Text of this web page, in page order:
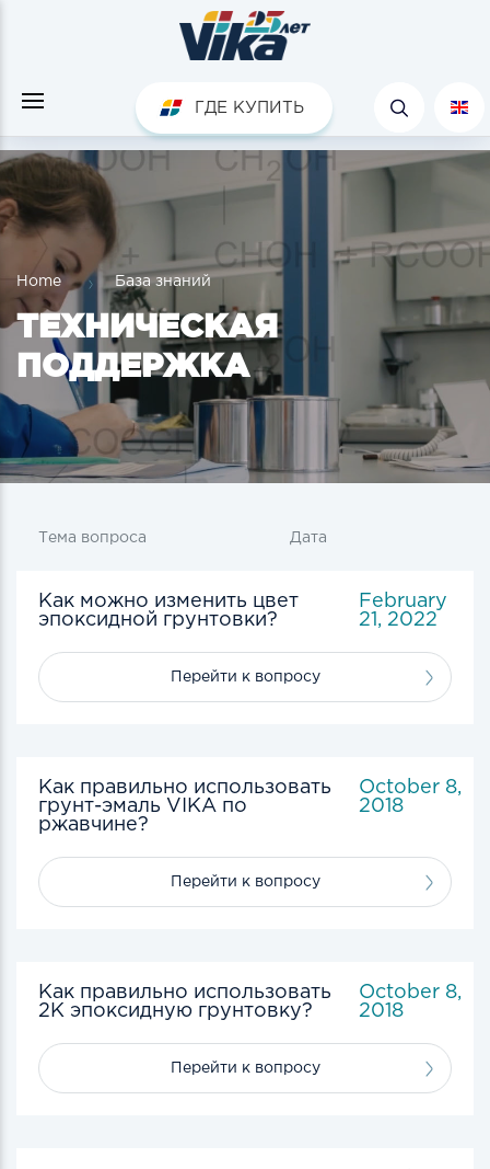
ГДЕ КУПИТЬ
Home База знаний
ТЕХНИЧЕСКАЯ
ПОДДЕРЖКА
Тема вопроса Дата
Как можно изменить цвет
эпоксидной грунтовки?
February
21, 2022
Перейти к вопросу
Как правильно использовать
грунт-эмаль VIKA по
ржавчине?
October 8,
2018
Перейти к вопросу
Как правильно использовать
2К эпоксидную грунтовку?
October 8,
2018
Перейти к вопросу